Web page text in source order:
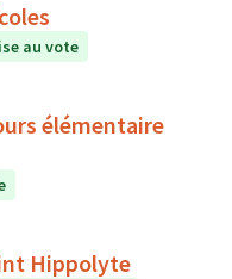
au vote
élémentaire
Hippolyte